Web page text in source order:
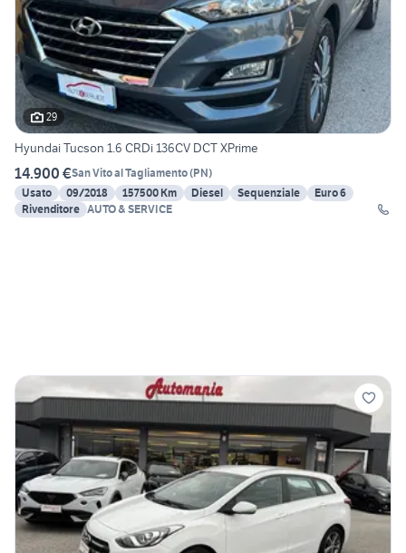
29
Hyundai Tucson 1.6 CRDi 136CV DCT XPrime
14.900 €San Vito al Tagliamento(PN)
Usato
09/2018 157500 Km Diesel Sequenziale
Euro 6
Rivenditore AUTO & SERVICE